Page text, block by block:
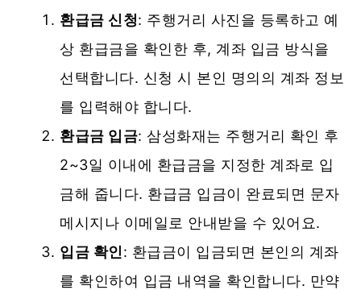
환급금 신청: 주행거리 사진을 등록하고 예
상 환급금을 확인한 후, 계좌 입금 방식을
선택합니다. 신청 시 본인 명의의 계좌 정보
를 입력해야 합니다.
환급금 입금: 삼성화재는 주행거리 확인 후
2~3일 이내에 환급금을 지정한 계좌로 입
금해 줍니다. 환급금 입금이 완료되면 문자
메시지나 이메일로 안내받을 수 있어요.
입금 확인: 환급금이 입금되면 본인의 계좌
를 확인하여 입금 내역을 확인합니다. 만약